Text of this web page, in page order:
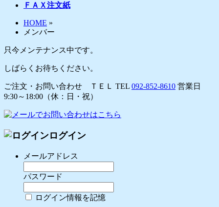
ＦＡＸ注文紙
HOME »
メンバー
只今メンテナンス中です。
しばらくお待ちください。
ご注文・お問い合わせ ＴＥＬ TEL 092-852-8610 営業日
9:30～18:00（休：日・祝）
ログイン
メールアドレス
パスワード
ログイン情報を記憶